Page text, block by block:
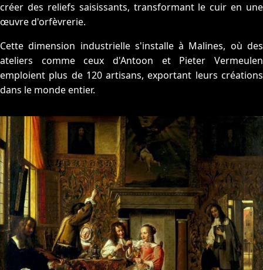
créer des reliefs saisissants, transformant le cuir en une
œuvre d'orfèvrerie.
Cette dimension industrielle s'installe à Malines, où des
ateliers comme ceux d'Antoon et Pieter Vermeulen
emploient plus de 120 artisans, exportant leurs créations
dans le monde entier.